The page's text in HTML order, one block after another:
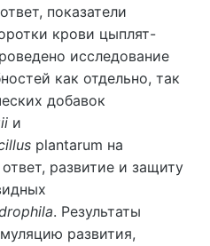
показатели
крови цыплят-
исследование
как отдельно, так
добавок
и
plantarum на
развитие и защиту
. Результаты
развития,